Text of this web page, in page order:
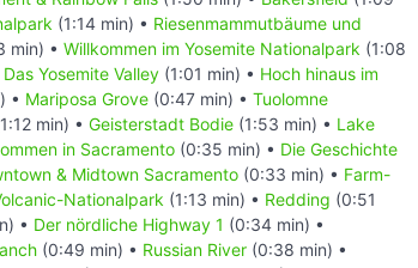
(1:14 min) • Riesenmammutbäume und
min) • Willkommen im Yosemite Nationalpark (1:08
Das Yosemite Valley (1:01 min) • Hoch hinaus im
• Mariposa Grove (0:47 min) • Tuolomne
min) • Geisterstadt Bodie (1:53 min) • Lake
in Sacramento (0:35 min) • Die Geschichte
& Midtown Sacramento (0:33 min) • Farm-
Nationalpark (1:13 min) • Redding (0:51
• Der nördliche Highway 1 (0:34 min) •
(0:49 min) • Russian River (0:38 min) •